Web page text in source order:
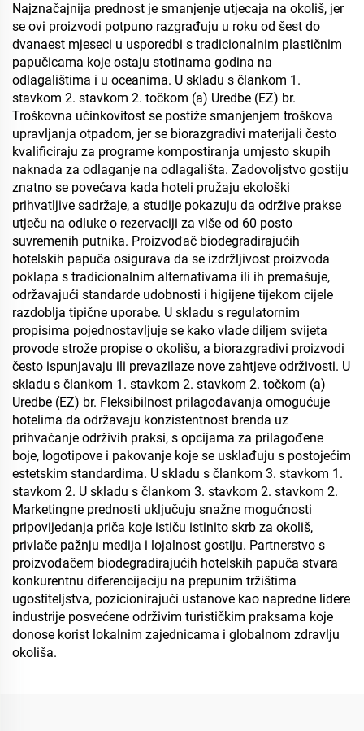
Najznačajnija prednost je smanjenje utjecaja na okoliš, jer
se ovi proizvodi potpuno razgrađuju u roku od šest do
dvanaest mjeseci u usporedbi s tradicionalnim plastičnim
papučicama koje ostaju stotinama godina na
odlagalištima i u oceanima. U skladu s člankom 1.
stavkom 2. stavkom 2. točkom (a) Uredbe (EZ) br.
Troškovna učinkovitost se postiže smanjenjem troškova
upravljanja otpadom, jer se biorazgradivi materijali često
kvalificiraju za programe kompostiranja umjesto skupih
naknada za odlaganje na odlagališta. Zadovoljstvo gostiju
znatno se povećava kada hoteli pružaju ekološki
prihvatljive sadržaje, a studije pokazuju da održive prakse
utječu na odluke o rezervaciji za više od 60 posto
suvremenih putnika. Proizvođač biodegradirajućih
hotelskih papuča osigurava da se izdržljivost proizvoda
poklapa s tradicionalnim alternativama ili ih premašuje,
održavajući standarde udobnosti i higijene tijekom cijele
razdoblja tipične uporabe. U skladu s regulatornim
propisima pojednostavljuje se kako vlade diljem svijeta
provode strože propise o okolišu, a biorazgradivi proizvodi
često ispunjavaju ili prevazilaze nove zahtjeve održivosti. U
skladu s člankom 1. stavkom 2. stavkom 2. točkom (a)
Uredbe (EZ) br. Fleksibilnost prilagođavanja omogućuje
hotelima da održavaju konzistentnost brenda uz
prihvaćanje održivih praksi, s opcijama za prilagođene
boje, logotipove i pakovanje koje se usklađuju s postojećim
estetskim standardima. U skladu s člankom 3. stavkom 1.
stavkom 2. U skladu s člankom 3. stavkom 2. stavkom 2.
Marketingne prednosti uključuju snažne mogućnosti
pripovijedanja priča koje ističu istinito skrb za okoliš,
privlače pažnju medija i lojalnost gostiju. Partnerstvo s
proizvođačem biodegradirajućih hotelskih papuča stvara
konkurentnu diferencijaciju na prepunim tržištima
ugostiteljstva, pozicionirajući ustanove kao napredne lidere
industrije posvećene održivim turističkim praksama koje
donose korist lokalnim zajednicama i globalnom zdravlju
okoliša.